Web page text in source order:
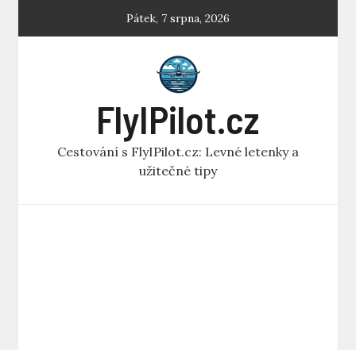
Pátek, 7 srpna, 2026
FlyIPilot.cz
Cestování s FlyIPilot.cz: Levné letenky a
užitečné tipy